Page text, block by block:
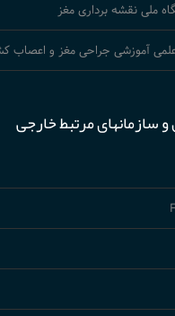
ملی نقشه برداری مغز
آموزشی جراحی مغز و اعصاب
و سازمانهای مرتبط خارجی